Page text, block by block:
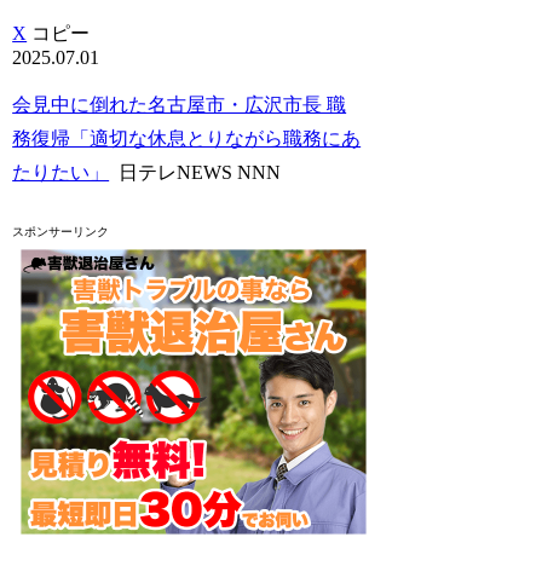
X コピー
2025.07.01
会見中に倒れた名古屋市・広沢市長 職
務復帰「適切な休息とりながら職務にあ
たりたい」
日テレNEWS NNN
スポンサーリンク